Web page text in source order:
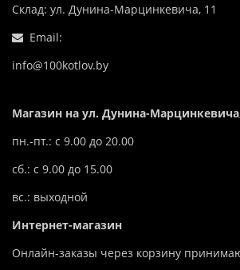
Склад: ул. Дунина-Марцинкевича, 11
Email:
info@100kotlov.by
Магазин на ул. Дунина-
пн.-пт.: с 9.00 до 20.00
сб.: с 9.00 до 15.00
вс.: выходной
Интернет-магазин
Онлайн-заказы через корзину